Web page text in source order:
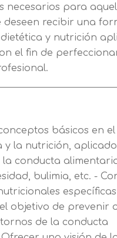
necesarios para
deseen recibir una
y nutrición
el fin de
básicos en
y la nutrición,
conducta
bulimia, etc. -
objetivo de prevenir
de la conducta